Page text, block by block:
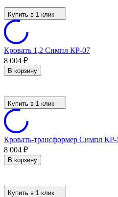
Купить в 1 клик
Кровать 1,2 Симпл КР-07
8 004 ₽
В корзину
Купить в 1 клик
Кровать-трансформер Симпл КР-
8 004 ₽
В корзину
Купить в 1 клик